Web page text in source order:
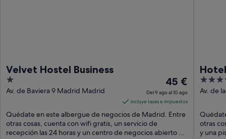
Velvet Hostel Business
1
out
5
Av. de Baviera 9 Madrid Madrid
El
precio
es
de
por
45 €
Del 9 ago al 10 ago
incluye tasas e impuestos
Quédate en este albergue de negocios de Madrid. Entre
otras cosas, cuenta con wifi gratis, un servicio de
recepción las 24 horas y un centro de negocios abierto ...
4
out
5
Av. de
otras
y una